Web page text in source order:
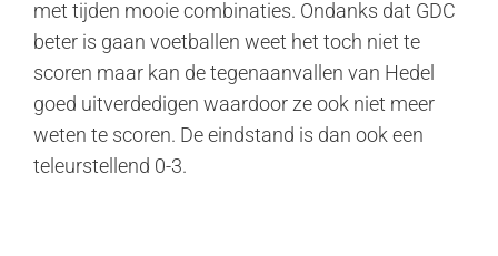
met tijden mooie combinaties. Ondanks dat GDC
beter is gaan voetballen weet het toch niet te
scoren maar kan de tegenaanvallen van Hedel
goed uitverdedigen waardoor ze ook niet meer
weten te scoren. De eindstand is dan ook een
teleurstellend 0-3.